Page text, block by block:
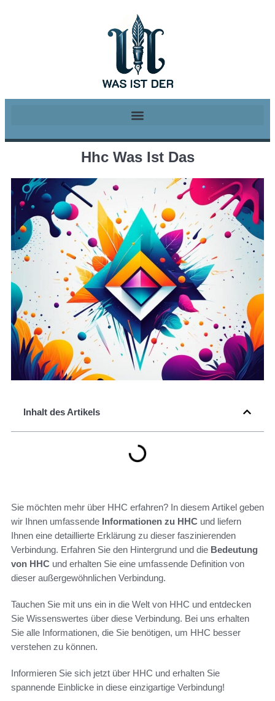
Hhc Was Ist Das
Inhalt des Artikels
Sie möchten mehr über HHC erfahren? In diesem Artikel geben
wir Ihnen umfassende Informationen zu HHC und liefern
Ihnen eine detaillierte Erklärung zu dieser faszinierenden
Verbindung. Erfahren Sie den Hintergrund und die Bedeutung
von HHC und erhalten Sie eine umfassende Definition von
dieser außergewöhnlichen Verbindung.
Tauchen Sie mit uns ein in die Welt von HHC und entdecken
Sie Wissenswertes über diese Verbindung. Bei uns erhalten
Sie alle Informationen, die Sie benötigen, um HHC besser
verstehen zu können.
Informieren Sie sich jetzt über HHC und erhalten Sie
spannende Einblicke in diese einzigartige Verbindung!